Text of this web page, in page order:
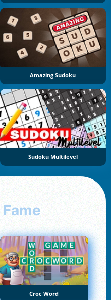
Amazing Sudoku
Sudoku Multilevel
Fame
Croc Word